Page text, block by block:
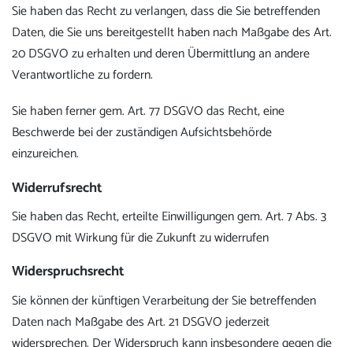
Sie haben das Recht zu verlangen, dass die Sie betreffenden
Daten, die Sie uns bereitgestellt haben nach Maßgabe des Art.
20 DSGVO zu erhalten und deren Übermittlung an andere
Verantwortliche zu fordern.
Sie haben ferner gem. Art. 77 DSGVO das Recht, eine
Beschwerde bei der zuständigen Aufsichtsbehörde
einzureichen.
Widerrufsrecht
Sie haben das Recht, erteilte Einwilligungen gem. Art. 7 Abs. 3
DSGVO mit Wirkung für die Zukunft zu widerrufen
Widerspruchsrecht
Sie können der künftigen Verarbeitung der Sie betreffenden
Daten nach Maßgabe des Art. 21 DSGVO jederzeit